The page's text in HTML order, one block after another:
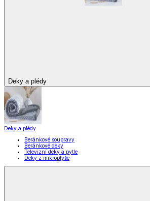
Deky a plédy
Deky a plédy
Beránkové soupravy
Beránkové deky
Televizní deky a pytle
Deky z mikroplyše